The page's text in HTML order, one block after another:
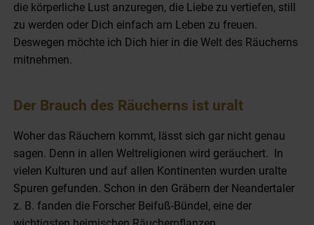
die körperliche Lust anzuregen, die Liebe zu vertiefen, still
zu werden oder Dich einfach am Leben zu freuen.
Deswegen möchte ich Dich hier in die Welt des Räucherns
mitnehmen.
Der Brauch des Räucherns ist uralt
Woher das Räuchern kommt, lässt sich gar nicht genau
sagen. Denn in allen Weltreligionen wird geräuchert. In
vielen Kulturen und auf allen Kontinenten wurden uralte
Spuren gefunden. Schon in den Gräbern der Neandertaler
z. B. fanden die Forscher Beifuß-Bündel, eine der